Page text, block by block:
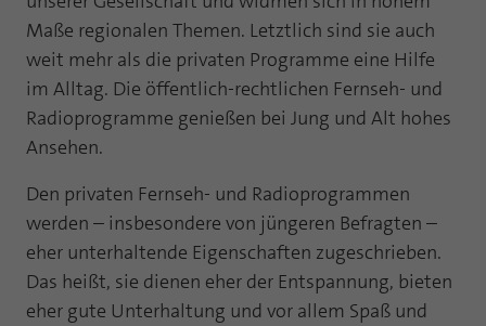
Maße regionalen Themen. Letztlich sind sie auch
weit mehr als die privaten Programme eine Hilfe
im Alltag. Die öffentlich-rechtlichen Fernseh- und
Radioprogramme genießen bei Jung und Alt hohes
Ansehen.
Den privaten Fernseh- und Radioprogrammen
werden – insbesondere von jüngeren Befragten –
eher unterhaltende Eigenschaften zugeschrieben.
Das heißt, sie dienen eher der Entspannung, bieten
eher gute Unterhaltung und vor allem Spaß und